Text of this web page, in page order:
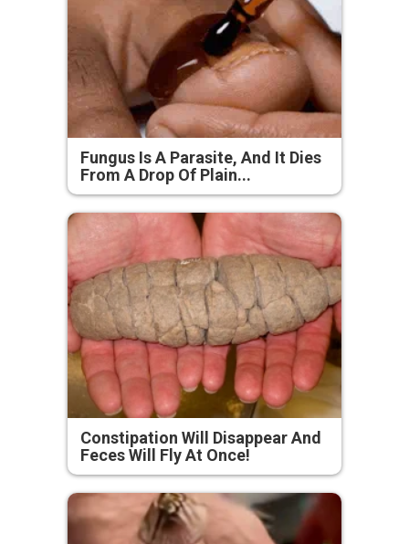
Fungus Is A Parasite, And It Dies
From A Drop Of Plain...
Constipation Will Disappear And
Feces Will Fly At Once!